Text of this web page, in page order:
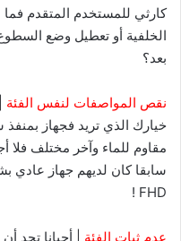
كارثي للمستخدم المتقدم
الخلفية أو تعطيل وضع
بعد؟
نقص المواصفات لنفس الفئة
خيارك الذي تريد فجهاز
مقاوم للماء وآخر مختلف فلا
FHD !
عدم ثبات الفئة | أحيانا تجد